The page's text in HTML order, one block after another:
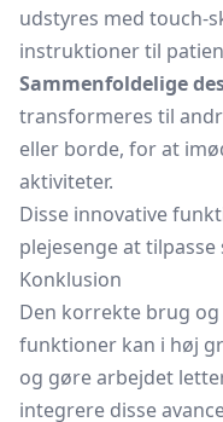
udstyres med touch-
instruktioner til
Sammenfoldelige
transformeres til
eller borde, for at
aktiviteter.
Disse innovative
plejesenge at
Konklusion
Den korrekte brug
funktioner kan i høj
og gøre arbejdet
integrere disse